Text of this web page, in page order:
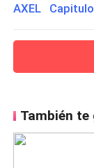
AXEL
También te